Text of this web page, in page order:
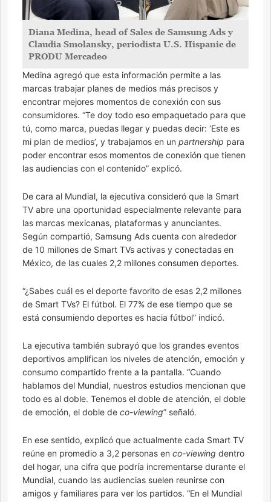
Diana Medina, head of Sales de Samsung Ads y
Claudia Smolansky, periodista U.S. Hispanic de
PRODU Mercadeo
Medina agregó que esta información permite a las
marcas trabajar planes de medios más precisos y
encontrar mejores momentos de conexión con sus
consumidores. “Te doy todo eso empaquetado para que
tú, como marca, puedas llegar y puedas decir: ‘Este es
mi plan de medios’, y trabajamos en un partnership para
poder encontrar esos momentos de conexión que tienen
las audiencias con el contenido” explicó.
De cara al Mundial, la ejecutiva consideró que la Smart
TV abre una oportunidad especialmente relevante para
las marcas mexicanas, plataformas y anunciantes.
Según compartió, Samsung Ads cuenta con alrededor
de 10 millones de Smart TVs activas y conectadas en
México, de las cuales 2,2 millones consumen deportes.
“¿Sabes cuál es el deporte favorito de esas 2,2 millones
de Smart TVs? El fútbol. El 77% de ese tiempo que se
está consumiendo deportes es hacia fútbol” indicó.
La ejecutiva también subrayó que los grandes eventos
deportivos amplifican los niveles de atención, emoción y
consumo compartido frente a la pantalla. “Cuando
hablamos del Mundial, nuestros estudios mencionan que
todo es al doble. Tenemos el doble de atención, el doble
de emoción, el doble de co-viewing” señaló.
En ese sentido, explicó que actualmente cada Smart TV
reúne en promedio a 3,2 personas en co-viewing dentro
del hogar, una cifra que podría incrementarse durante el
Mundial, cuando las audiencias suelen reunirse con
amigos y familiares para ver los partidos. “En el Mundial